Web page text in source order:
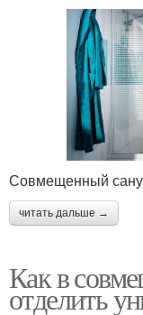
Совмещенный
читать дальше →
Как в
отделить